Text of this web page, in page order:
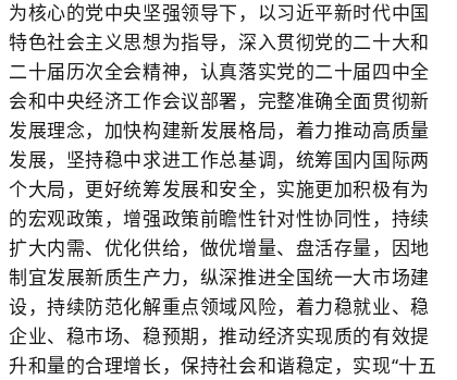
为核心的党中央坚强领导下，以习近平新时代中国
特色社会主义思想为指导，深入贯彻党的二十大和
二十届历次全会精神，认真落实党的二十届四中全
会和中央经济工作会议部署，完整准确全面贯彻新
发展理念，加快构建新发展格局，着力推动高质量
发展，坚持稳中求进工作总基调，统筹国内国际两
个大局，更好统筹发展和安全，实施更加积极有为
的宏观政策，增强政策前瞻性针对性协同性，持续
扩大内需、优化供给，做优增量、盘活存量，因地
制宜发展新质生产力，纵深推进全国统一大市场建
设，持续防范化解重点领域风险，着力稳就业、稳
企业、稳市场、稳预期，推动经济实现质的有效提
升和量的合理增长，保持社会和谐稳定，实现“十五